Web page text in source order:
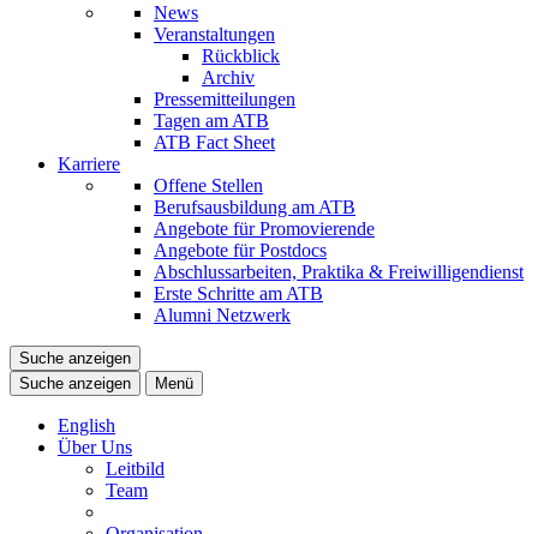
News
Veranstaltungen
Rückblick
Archiv
Pressemitteilungen
Tagen am ATB
ATB Fact Sheet
Karriere
Offene Stellen
Berufsausbildung am ATB
Angebote für Promovierende
Angebote für Postdocs
Abschlussarbeiten, Praktika & Freiwilligendienst
Erste Schritte am ATB
Alumni Netzwerk
Suche anzeigen
Suche anzeigen
Menü
English
Über Uns
Leitbild
Team